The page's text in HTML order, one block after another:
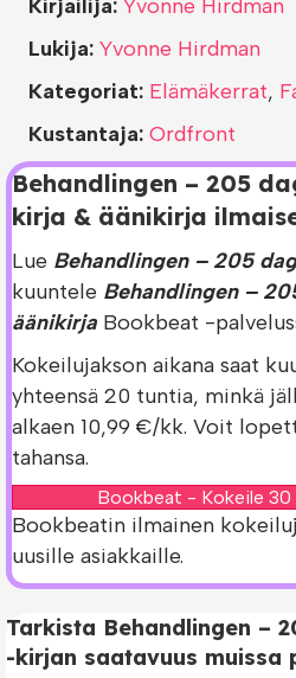
Behandlingen – 205
kirja & äänikirja
Lue Behandlingen – 205
kuuntele Behandlingen –
äänikirja Bookbeat -
Kokeilujakson aikana saat
yhteensä 20 tuntia, minkä
alkaen 10,99 €/kk. Voit
tahansa.
Bookbeat - Kokeile 30
Bookbeatin ilmainen
uusille asiakkaille.
Kirjailija: Yvonne Hirdman
Lukija: Yvonne Hirdman
Kategoriat: Elämäkerrat,
Kustantaja: Ordfront
Tarkista Behandlingen –
-kirjan saatavuus muissa